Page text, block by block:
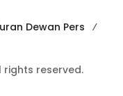
Dewan Pers
rights reserved.